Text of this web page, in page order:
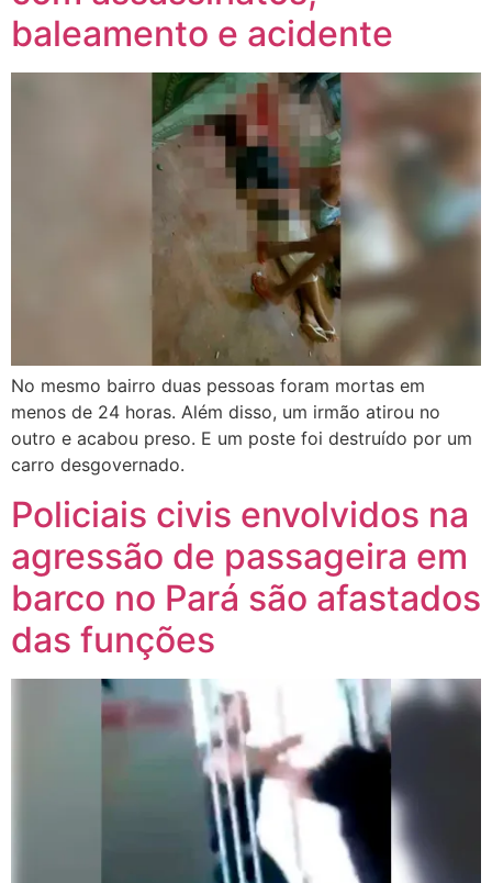
baleamento e acidente
No mesmo bairro duas pessoas foram mortas em
menos de 24 horas. Além disso, um irmão atirou no
outro e acabou preso. E um poste foi destruído por um
carro desgovernado.
Policiais civis envolvidos na
agressão de passageira em
barco no Pará são afastados
das funções